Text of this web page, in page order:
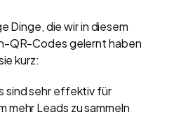
Dinge, die wir in diesem
QR-Codes gelernt haben
kurz:
sind sehr effektiv für
mehr Leads zu sammeln